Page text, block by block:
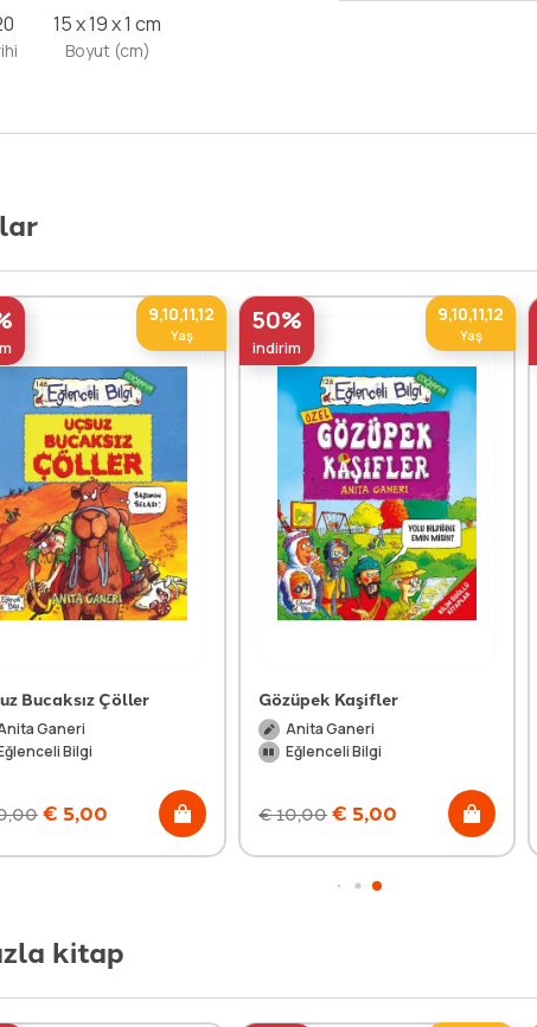
15 x 19 x 1 cm
Boyut (cm)
9,10,11,12
Yaş
Bucaksız Çöller
Ganeri
Bilgi
€ 5,00
50%
indirim
9,10,11,12
Yaş
Gözüpek Kaşifler
Anita Ganeri
Eğlenceli Bilgi
€10,00 € 5,00
kitap